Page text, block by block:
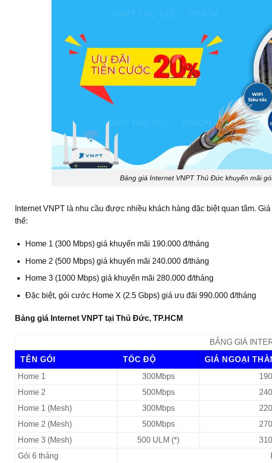
Bảng giá Internet VNPT Thủ Đức khuyến mãi
Internet VNPT là nhu cầu được nhiều khách hàng đặc biệt quan tâm.
thể:
Home 1 (300 Mbps) giá khuyến mãi 190.000 đ/tháng
Home 2 (500 Mbps) giá khuyến mãi 240.000 đ/tháng
Home 3 (1000 Mbps) giá khuyến mãi 280.000 đ/tháng
Đặc biệt, gói cước Home X (2.5 Gbps) giá ưu đãi 990.000 đ/tháng
Bảng giá Internet VNPT tại Thủ Đức, TP.HCM
BẢNG GIÁ
TÊN GÓI TỐC ĐỘ GIÁ NGOẠI
Home 1
300Mbps
Home 2
500Mbps
Home 1 (Mesh)
300Mbps
Home 2 (Mesh)
500Mbps
Home 3 (Mesh)
500 ULM (*)
Gói 6 tháng